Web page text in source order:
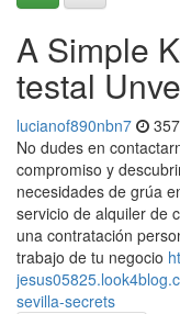
A Simple
testal
lucianof890nbn7
No dudes en
compromiso y
necesidades de grúa
servicio de alquiler de
una contratación
trabajo de tu negocio
sevilla-secrets